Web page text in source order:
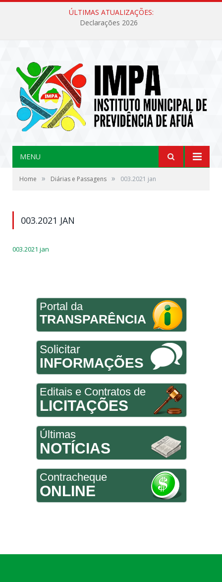
ÚLTIMAS ATUALIZAÇÕES:
Declarações 2026
MENU
Home » Diárias e Passagens » 003.2021 jan
003.2021 JAN
003.2021 jan
Portal da
TRANSPARÊNCIA
Solicitar
INFORMAÇÕES
Editais e Contratos de
LICITAÇÕES
Últimas
NOTÍCIAS
Contracheque
ONLINE